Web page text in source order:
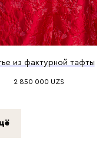
из фактурной тафты
2 850 000 UZS